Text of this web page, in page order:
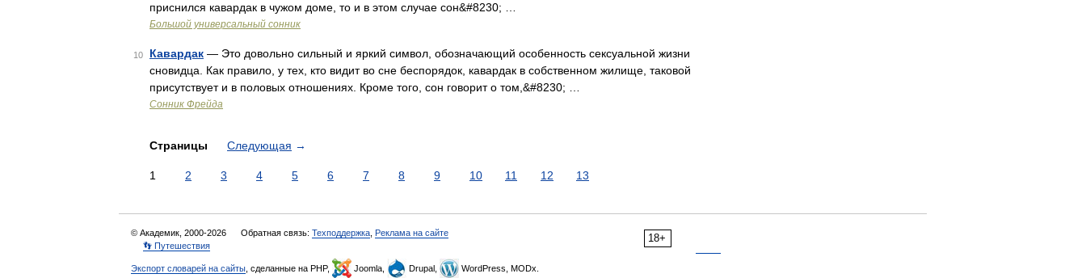
приснился кавардак в чужом доме, то и в этом случае сон&#8230; …
Большой универсальный сонник
10 Кавардак — Это довольно сильный и яркий символ, обозначающий особенность сексуальной жизни
сновидца. Как правило, у тех, кто видит во сне беспорядок, кавардак в собственном жилище, таковой
присутствует и в половых отношениях. Кроме того, сон говорит о том,&#8230; …
Cонник Фрейда
Страницы Следующая →
1 2 3 4 5 6 7 8 9 10 11 12 13
18+
© Академик, 2000-2026 Обратная связь: Техподдержка Реклама на сайте
👣 Путешествия
Экспорт словарей на сайты , сделанные на PHP, Joomla, Drupal, WordPress, MODx.